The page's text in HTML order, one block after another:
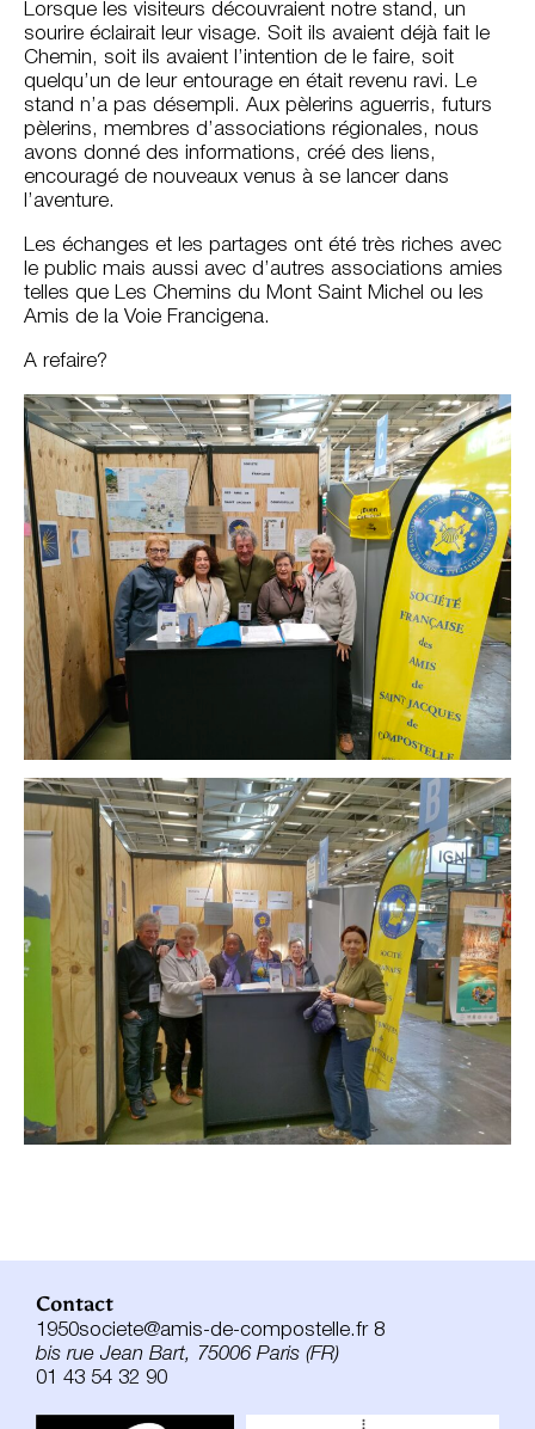
Lorsque les visiteurs découvraient notre stand, un
sourire éclairait leur visage. Soit ils avaient déjà fait le
Chemin, soit ils avaient l’intention de le faire, soit
quelqu’un de leur entourage en était revenu ravi. Le
stand n’a pas désempli. Aux pèlerins aguerris, futurs
pèlerins, membres d’associations régionales, nous
avons donné des informations, créé des liens,
encouragé de nouveaux venus à se lancer dans
l’aventure.
Les échanges et les partages ont été très riches avec
le public mais aussi avec d’autres associations amies
telles que Les Chemins du Mont Saint Michel ou les
Amis de la Voie Francigena.
A refaire?
Contact
1950societe@amis-de-compostelle.fr 8
bis rue Jean Bart, 75006 Paris (FR)
01 43 54 32 90